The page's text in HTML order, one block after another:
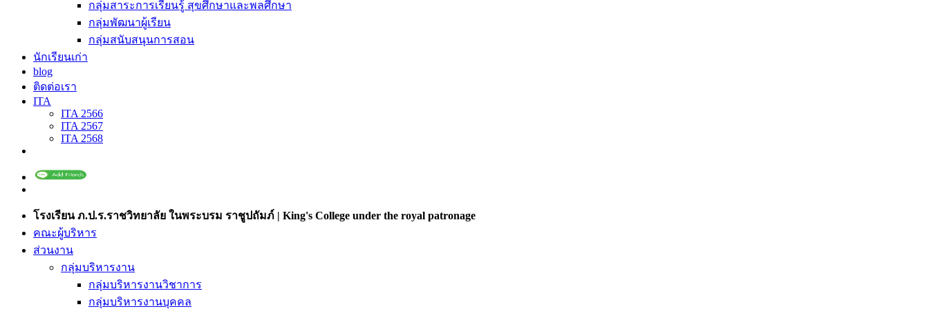
กลุ่มสาระการเรียนรู้ สุขศึกษาและพลศึกษา
กลุ่มพัฒนาผู้เรียน
กลุ่มสนับสนุนการสอน
นักเรียนเก่า
blog
ติดต่อเรา
ITA
ITA 2566
ITA 2567
ITA 2568
โรงเรียน ภ.ป.ร.ราชวิทยาลัย ในพระบรม ราชูปถัมภ์ | King's College under the royal patronage
คณะผู้บริหาร
ส่วนงาน
กลุ่มบริหารงาน
กลุ่มบริหารงานวิชาการ
กลุ่มบริหารงานบุคคล